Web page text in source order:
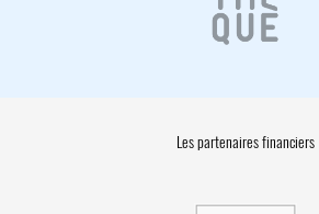
Les partenaires financiers